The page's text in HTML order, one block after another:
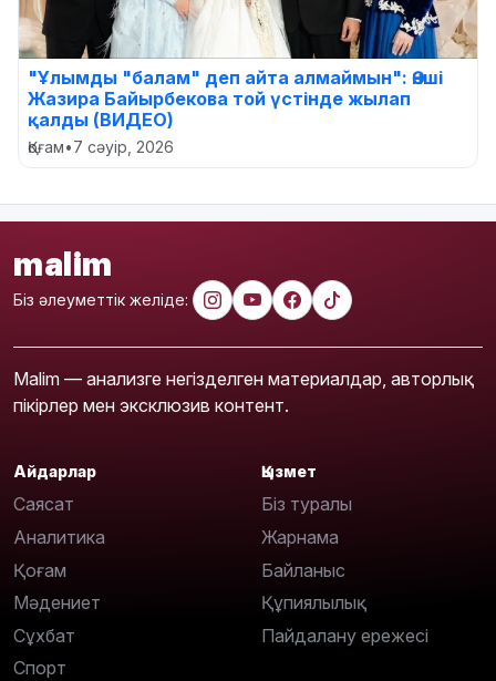
"Ұлымды "балам" деп айта алмаймын": Әнші
Жазира Байырбекова той үстінде жылап
қалды (ВИДЕО)
Қоғам•7 сәуір, 2026
malim
Біз әлеуметтік желіде:
Malim — анализге негізделген материалдар, авторлық
пікірлер мен эксклюзив контент.
Айдарлар
Саясат
Аналитика
Қоғам
Мәдениет
Сұхбат
Спорт
Қызмет
Біз туралы
Жарнама
Байланыс
Құпиялылық
Пайдалану ережесі